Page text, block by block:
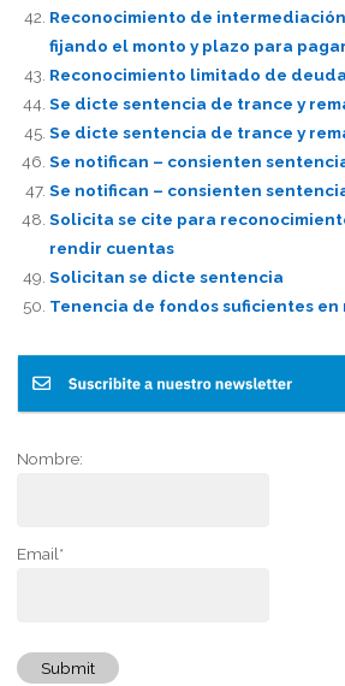
Reconocimiento de
fijando el monto y plazo para
Reconocimiento limitado de deuda
Se dicte sentencia de trance y
Se dicte sentencia de trance y
Se notifican – consienten
Se notifican – consienten
Solicita se cite para
rendir cuentas
Solicitan se dicte sentencia
Tenencia de fondos suficientes
Nombre:
Email*
Submit